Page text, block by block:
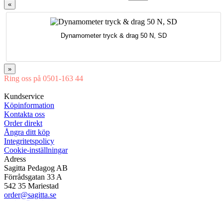
«
Dynamometer tryck & drag 50 N, SD
»
Ring oss på 0501-163 44
Kundservice
Köpinformation
Kontakta oss
Order direkt
Ångra ditt köp
Integritetspolicy
Cookie-inställningar
Adress
Sagitta Pedagog AB
Förrådsgatan 33 A
542 35 Mariestad
order@sagitta.se